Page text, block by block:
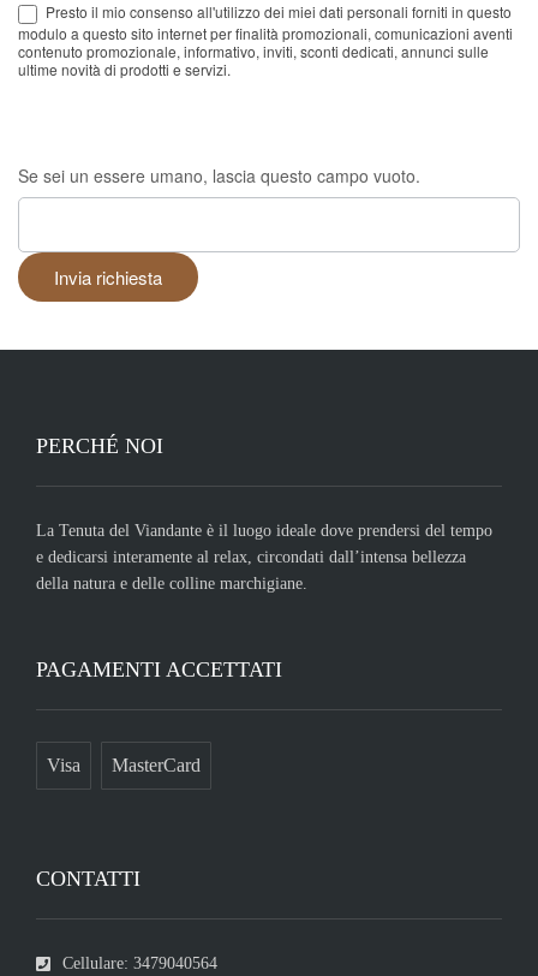
Presto il mio consenso all'utilizzo dei miei dati personali forniti in questo
modulo a questo sito internet per finalità promozionali, comunicazioni aventi
contenuto promozionale, informativo, inviti, sconti dedicati, annunci sulle
ultime novità di prodotti e servizi.
Se sei un essere umano, lascia questo campo vuoto.
PERCHÉ NOI
La Tenuta del Viandante è il luogo ideale dove prendersi del tempo
e dedicarsi interamente al relax, circondati dall’intensa bellezza
della natura e delle colline marchigiane.
PAGAMENTI ACCETTATI
Visa MasterCard
CONTATTI
Cellulare: 3479040564